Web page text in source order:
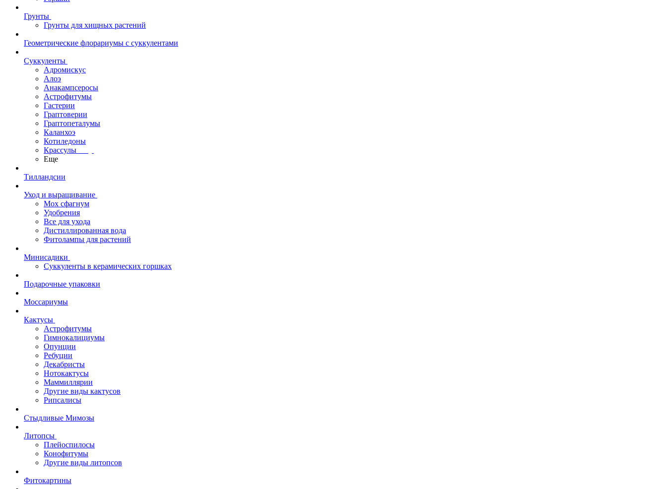
Грунты
Грунты для хищных растений
Геометрические флорариумы с суккулентами
Суккуленты
Адромискус
Алоэ
Анакампсеросы
Астрофитумы
Гастерии
Граптоверии
Граптопеталумы
Каланхоэ
Котиледоны
Крассулы
Еще
Тилландсии
Уход и выращивание
Мох сфагнум
Удобрения
Все для ухода
Дистиллированная вода
Фитолампы для растений
Минисадики
Суккуленты в керамических горшках
Подарочные упаковки
Моссариумы
Кактусы
Астрофитумы
Гимнокалициумы
Опунции
Ребуции
Декабристы
Нотокактусы
Маммиллярии
Другие виды кактусов
Рипсалисы
Стыдливые Мимозы
Литопсы
Плейоспилосы
Конофитумы
Другие виды литопсов
Фитокартины